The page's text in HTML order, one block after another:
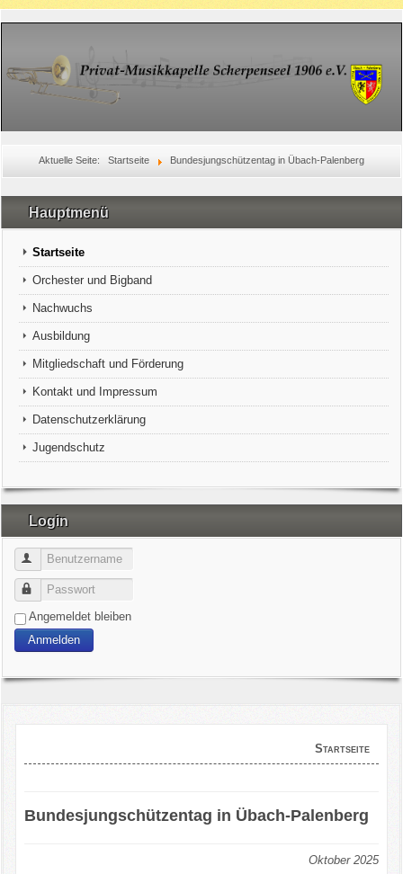
Aktuelle Seite: Startseite Bundesjungschützentag in Übach-Palenberg
Hauptmenü
Startseite
Orchester und Bigband
Nachwuchs
Ausbildung
Mitgliedschaft und Förderung
Kontakt und Impressum
Datenschutzerklärung
Jugendschutz
Login
Benutzername
Passwort
Angemeldet bleiben
Anmelden
Startseite
Bundesjungschützentag in Übach-Palenberg
Oktober 2025